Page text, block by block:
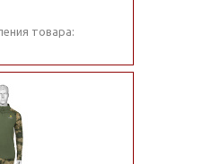
товара: